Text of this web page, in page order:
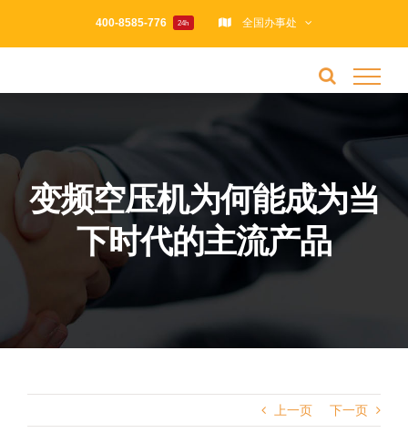
400-8585-776 24h 全国办事处
变频空压机为何能成为当
下时代的主流产品
上一页 下一页